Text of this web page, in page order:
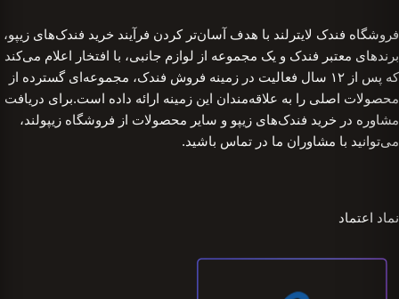
فروشگاه فندک لایترلند با هدف آسان‌تر کردن فرآیند خرید فندک‌های زیپو،
برندهای معتبر فندک و یک مجموعه از لوازم جانبی، با افتخار اعلام می‌کند
که پس از ۱۲ سال فعالیت در زمینه فروش فندک، مجموعه‌ای گسترده از
محصولات اصلی را به علاقه‌مندان این زمینه ارائه داده است.برای دریافت
مشاوره در خرید فندک‌های زیپو و سایر محصولات از فروشگاه زیپولند،
می‌توانید با مشاوران ما در تماس باشید.
نماد اعتماد